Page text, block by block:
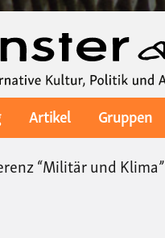
Artikel Gruppen
“Militär und Klima”